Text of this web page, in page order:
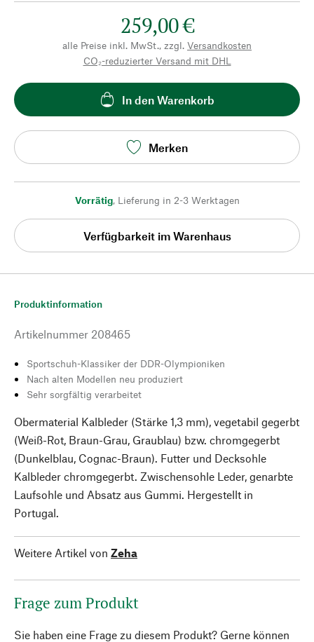
259,00 €
alle Preise inkl. MwSt., zzgl. Versandkosten
CO₂-reduzierter Versand mit DHL
In den Warenkorb
Merken
Vorrätig, Lieferung in 2-3 Werktagen
Verfügbarkeit im Warenhaus
Produktinformation
Artikelnummer 208465
Sportschuh-Klassiker der DDR-Olympioniken
Nach alten Modellen neu produziert
Sehr sorgfältig verarbeitet
Obermaterial Kalbleder (Stärke 1,3 mm), vegetabil gegerbt
(Weiß-Rot, Braun-Grau, Graublau) bzw. chromgegerbt
(Dunkelblau, Cognac-Braun). Futter und Decksohle
Kalbleder chromgegerbt. Zwischensohle Leder, genarbte
Laufsohle und Absatz aus Gummi. Hergestellt in
Portugal.
Weitere Artikel von Zeha
Frage zum Produkt
Sie haben eine Frage zu diesem Produkt? Gerne können